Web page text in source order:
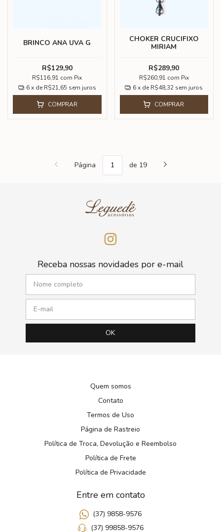
BRINCO ANA UVA G
R$129,90
R$116,91 com Pix
6 x de R$21,65 sem juros
COMPRAR
CHOKER CRUCIFIXO
MIRIAM
R$289,90
R$260,91 com Pix
6 x de R$48,32 sem juros
COMPRAR
Página de 19
Receba nossas novidades por e-mail
Quem somos
Contato
Termos de Uso
Página de Rastreio
Política de Troca, Devolução e Reembolso
Política de Frete
Política de Privacidade
Entre em contato
(37) 9858-9576
(37) 99858-9576